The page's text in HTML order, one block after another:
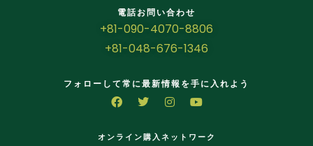
電話お問い合わせ
+81-090-4070-8806
+81-048-676-1346
フォローして常に最新情報を手に入れよう
オンライン購入ネットワーク